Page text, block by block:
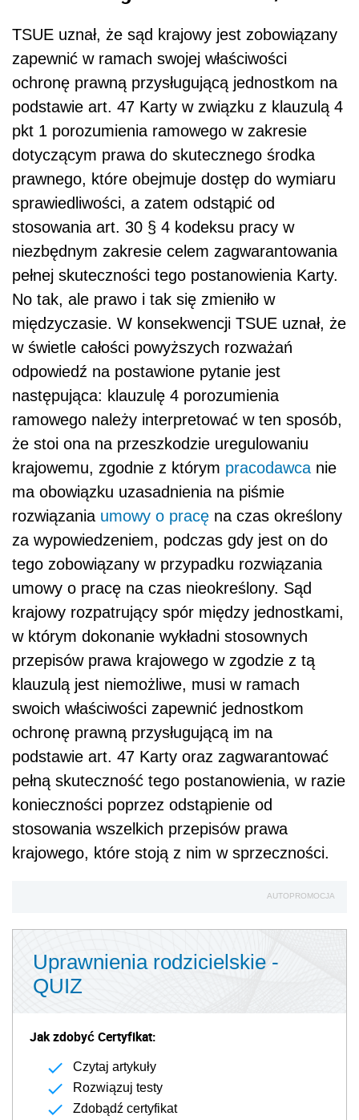
TSUE uznał, że sąd krajowy jest zobowiązany
zapewnić w ramach swojej właściwości
ochronę prawną przysługującą jednostkom na
podstawie art. 47 Karty w związku z klauzulą 4
pkt 1 porozumienia ramowego w zakresie
dotyczącym prawa do skutecznego środka
prawnego, które obejmuje dostęp do wymiaru
sprawiedliwości, a zatem odstąpić od
stosowania art. 30 § 4 kodeksu pracy w
niezbędnym zakresie celem zagwarantowania
pełnej skuteczności tego postanowienia Karty.
No tak, ale prawo i tak się zmieniło w
międzyczasie. W konsekwencji TSUE uznał, że
w świetle całości powyższych rozważań
odpowiedź na postawione pytanie jest
następująca: klauzulę 4 porozumienia
ramowego należy interpretować w ten sposób,
że stoi ona na przeszkodzie uregulowaniu
krajowemu, zgodnie z którym pracodawca nie
ma obowiązku uzasadnienia na piśmie
rozwiązania umowy o pracę na czas określony
za wypowiedzeniem, podczas gdy jest on do
tego zobowiązany w przypadku rozwiązania
umowy o pracę na czas nieokreślony. Sąd
krajowy rozpatrujący spór między jednostkami,
w którym dokonanie wykładni stosownych
przepisów prawa krajowego w zgodzie z tą
klauzulą jest niemożliwe, musi w ramach
swoich właściwości zapewnić jednostkom
ochronę prawną przysługującą im na
podstawie art. 47 Karty oraz zagwarantować
pełną skuteczność tego postanowienia, w razie
konieczności poprzez odstąpienie od
stosowania wszelkich przepisów prawa
krajowego, które stoją z nim w sprzeczności.
AUTOPROMOCJA
Uprawnienia rodzicielskie -
QUIZ
Jak zdobyć Certyfikat:
Czytaj artykuły
Rozwiązuj testy
Zdobądź certyfikat